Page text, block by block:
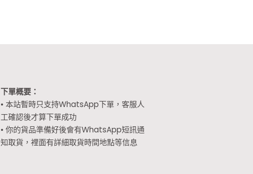
下單概要：
• 本站暫時只支持WhatsApp下單，客服人
工確認後才算下單成功
• 你的貨品準備好後會有WhatsApp短訊通
知取貨，裡面有詳細取貨時間地點等信息